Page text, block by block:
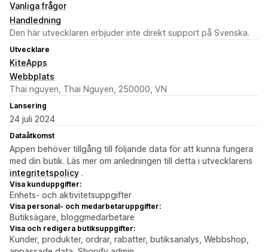
Vanliga frågor
Handledning
Den här utvecklaren erbjuder inte direkt support på Svenska.
Utvecklare
KiteApps
Webbplats
Thai nguyen, Thai Nguyen, 250000, VN
Lansering
24 juli 2024
Dataåtkomst
Appen behöver tillgång till följande data för att kunna fungera
med din butik. Läs mer om anledningen till detta i utvecklarens
integritetspolicy .
Visa kunduppgifter:
Enhets- och aktivitetsuppgifter
Visa personal- och medarbetaruppgifter:
Butiksägare, bloggmedarbetare
Visa och redigera butiksuppgifter:
Kunder, produkter, ordrar, rabatter, butiksanalys, Webbshop,